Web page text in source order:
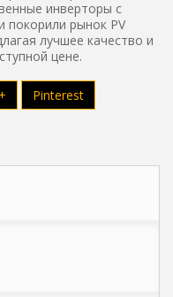
инверторы с
рынок PV
лучшее качество и
цене.
Pinterest